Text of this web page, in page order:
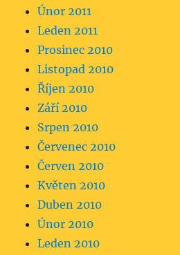
Únor 2011
Leden 2011
Prosinec 2010
Listopad 2010
Říjen 2010
Září 2010
Srpen 2010
Červenec 2010
Červen 2010
Květen 2010
Duben 2010
Únor 2010
Leden 2010